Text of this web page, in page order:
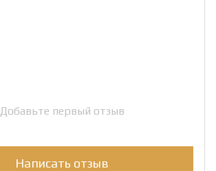
Добавьте первый отзыв
Написать отзыв